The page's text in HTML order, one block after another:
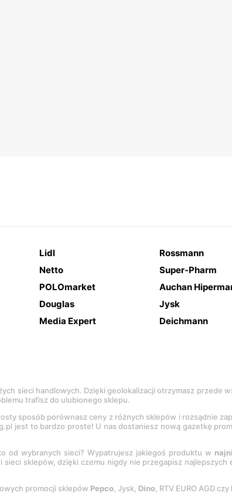
Lidl Rossmann
Netto Super-Pharm
POLOmarket Auchan
Douglas Jysk
Media Expert Deichmann
sieci handlowych. Dzięki geolokalizacji otrzymasz przede
trafisz do ulubionego sklepu.
sposób porównasz ceny z różnych sklepów i rozsądnie
jest to bardzo proste! U nas dostaniesz nową gazetkę
od wybranych sieci? Wypatrujesz jakiegoś produktu w
i sieci sklepów, dzięki czemu nigdy nie przegapisz najlepszych
promocji sklepów Pepco, Jysk, Dino, RTV EURO AGD czy